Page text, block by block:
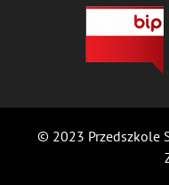
© 2023 Przedszkole